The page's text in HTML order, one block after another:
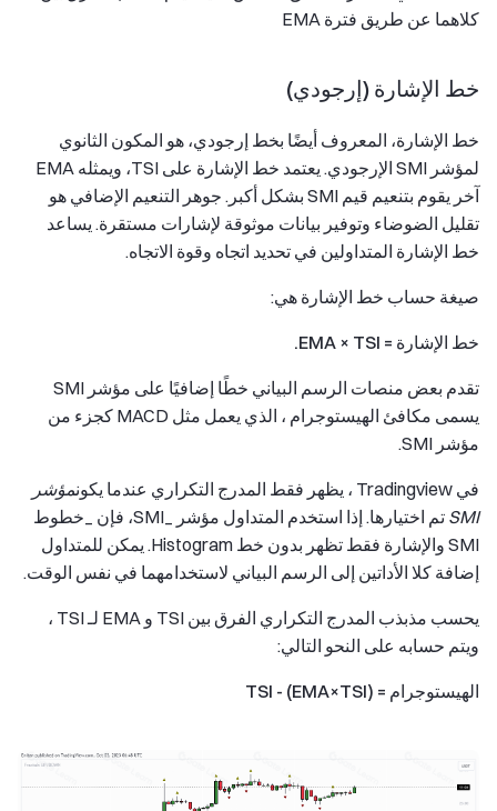
كلاهما عن طريق فترة EMA
خط الإشارة (إرجودي)
خط الإشارة، المعروف أيضًا بخط إرجودي، هو المكون الثانوي
لمؤشر SMI الإرجودي. يعتمد خط الإشارة على TSI، ويمثله EMA
آخر يقوم بتنعيم قيم SMI بشكل أكبر. جوهر التنعيم الإضافي هو
تقليل الضوضاء وتوفير بيانات موثوقة لإشارات مستقرة. يساعد
خط الإشارة المتداولين في تحديد اتجاه وقوة الاتجاه.
صيغة حساب خط الإشارة هي:
خط الإشارة = EMA × TSI.
تقدم بعض منصات الرسم البياني خطًا إضافيًا على مؤشر SMI
يسمى مكافئ الهيستوجرام ، الذي يعمل مثل MACD كجزء من
مؤشر SMI.
في Tradingview ، يظهر فقط المدرج التكراري عندما يكون
مؤشر
SMI
تم اختيارها. إذا استخدم المتداول مؤشر _SMI، فإن _خطوط
SMI والإشارة فقط تظهر بدون خط Histogram. يمكن للمتداول
إضافة كلا الأداتين إلى الرسم البياني لاستخدامهما في نفس الوقت.
يحسب مذبذب المدرج التكراري الفرق بين TSI و EMA لـ TSI ،
ويتم حسابه على النحو التالي:
الهيستوجرام = TSI - (EMA×TSI)